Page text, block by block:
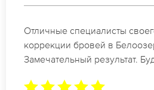
Спасибо огромное.
в Белоозерске. За 2 часа